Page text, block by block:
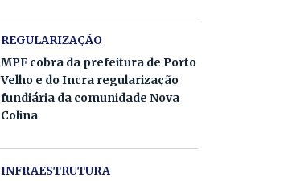
REGULARIZAÇÃO
MPF cobra da prefeitura de Porto
Velho e do Incra regularização
fundiária da comunidade Nova
Colina
INFRAESTRUTURA